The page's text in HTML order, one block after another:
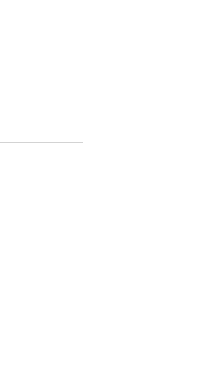
teljes